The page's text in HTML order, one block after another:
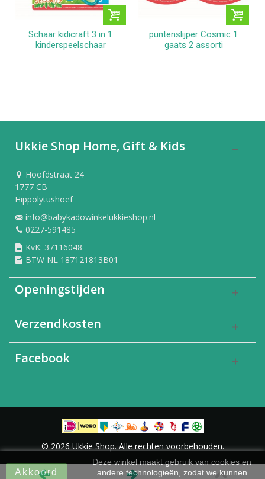
Schaar kidicraft 3 in 1
kinderspeelschaar
puntenslijper Cosmic 1
gaats 2 assorti
Ukkie Shop Home, Gift & Kids
Hoofdstraat 24
1777 CB
Hippolytushoef
info@babykadowinkelukkieshop.nl
0227-591485
KvK: 37116048
BTW NL 187121813B01
Openingstijden
Verzendkosten
Facebook
Akkoord
Deze winkel maakt gebruik van cookies en
andere technologieën, zodat we kunnen
© 2026 Ukkie Shop. Alle rechten voorbehouden.